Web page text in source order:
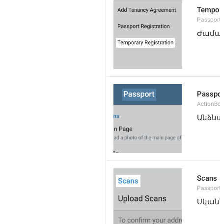
Scans